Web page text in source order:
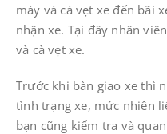
máy và cà vẹt xe đến bãi
nhận xe. Tại đây nhân
và cà vẹt xe.
Trước khi bàn giao xe thì
tình trạng xe, mức nhiên
bạn cũng kiểm tra và